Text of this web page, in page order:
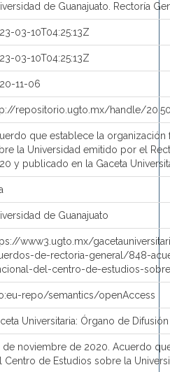
de Guanajuato. Rectoría
03-10T04:25:13Z
03-10T04:25:13Z
11-06
repositorio.ugto.mx/handle/
que establece la
la Universidad emitido por el
y publicado en la Gaceta
de Guanajuato
www3.ugto.mx/
de-rectoria-general/848-
del-centro-de-estudios-
repo/semantics/openAccess
Universitaria: Órgano de
de noviembre de 2020. Acuerdo
Centro de Estudios sobre la